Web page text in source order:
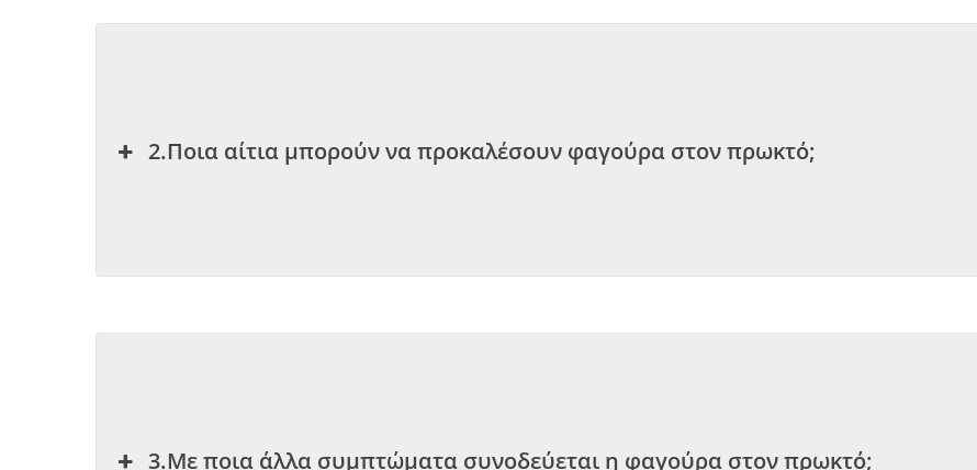
2.Ποια αίτια μπορούν να προκαλέσουν φαγούρα στον πρωκτό;
3.Με ποια άλλα συμπτώματα συνοδεύεται η φαγούρα στον πρωκτό;